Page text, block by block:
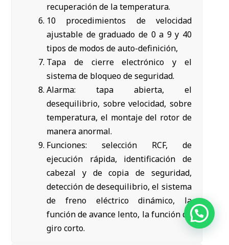
recuperación de la temperatura.
10 procedimientos de velocidad
ajustable de graduado de 0 a 9 y 40
tipos de modos de auto-definición,
Tapa de cierre electrónico y el
sistema de bloqueo de seguridad.
Alarma: tapa abierta, el
desequilibrio, sobre velocidad, sobre
temperatura, el montaje del rotor de
manera anormal.
Funciones: selección RCF, de
ejecución rápida, identificación de
cabezal y de copia de seguridad,
detección de desequilibrio, el sistema
de freno eléctrico dinámico, la
función de avance lento, la función de
giro corto.